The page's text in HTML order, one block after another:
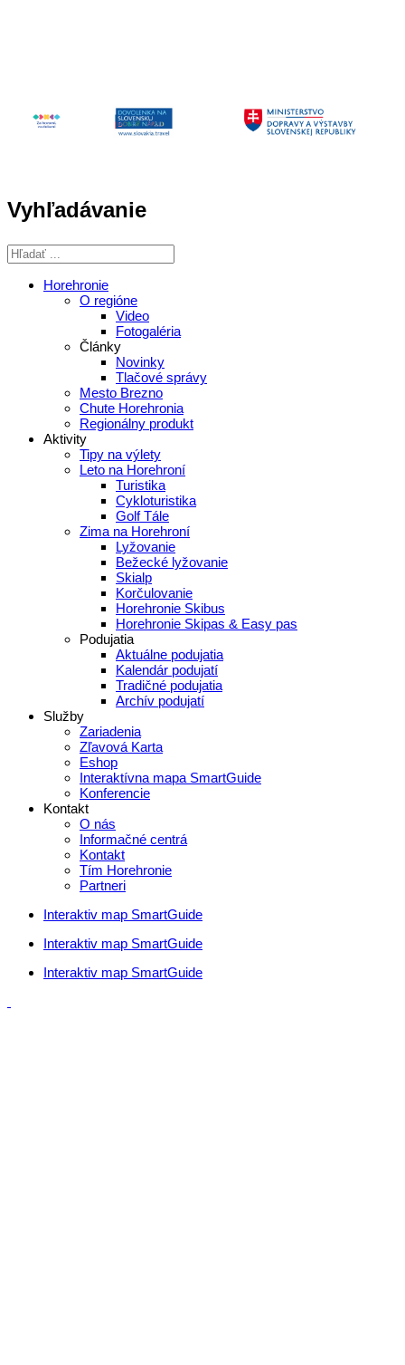
Vyhľadávanie
Horehronie
O regióne
Video
Fotogaléria
Články
Novinky
Tlačové správy
Mesto Brezno
Chute Horehronia
Regionálny produkt
Aktivity
Tipy na výlety
Leto na Horehroní
Turistika
Cykloturistika
Golf Tále
Zima na Horehroní
Lyžovanie
Bežecké lyžovanie
Skialp
Korčulovanie
Horehronie Skibus
Horehronie Skipas & Easy pas
Podujatia
Aktuálne podujatia
Kalendár podujatí
Tradičné podujatia
Archív podujatí
Služby
Zariadenia
Zľavová Karta
Eshop
Interaktívna mapa SmartGuide
Konferencie
Kontakt
O nás
Informačné centrá
Kontakt
Tím Horehronie
Partneri
Interaktiv map SmartGuide
Interaktiv map SmartGuide
Interaktiv map SmartGuide